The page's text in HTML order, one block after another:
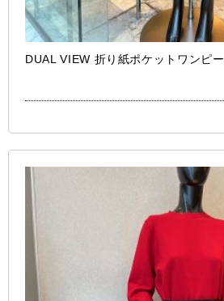
DUAL VIEW 折り紙ポケットワンピ